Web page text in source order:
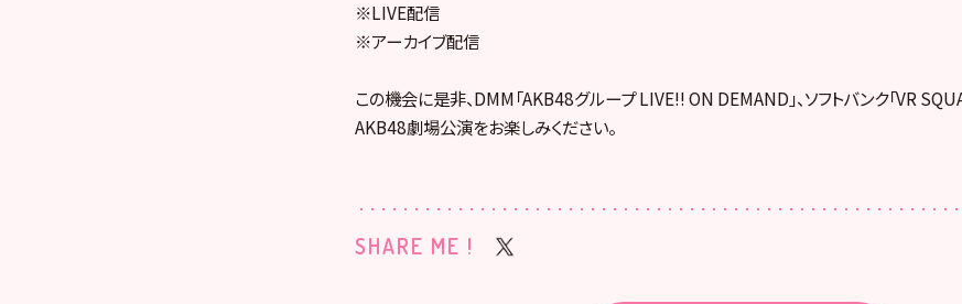
※LIVE配信
※アーカイブ配信
この機会に是非、DMM「AKB48グループ LIVE!! ON DEMAND」、ソフトバンク「VR
AKB48劇場公演をお楽しみください。
SHARE ME !